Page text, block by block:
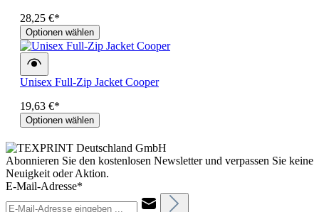
28,25 €*
Optionen wählen
Unisex Full-Zip Jacket Cooper
19,63 €*
Optionen wählen
Abonnieren Sie den kostenlosen Newsletter und verpassen Sie keine
Neuigkeit oder Aktion.
E-Mail-Adresse*